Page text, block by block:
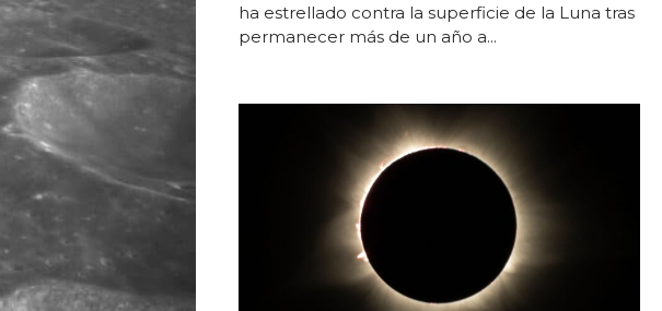
ha estrellado contra la superficie de la Luna tras
permanecer más de un año a...